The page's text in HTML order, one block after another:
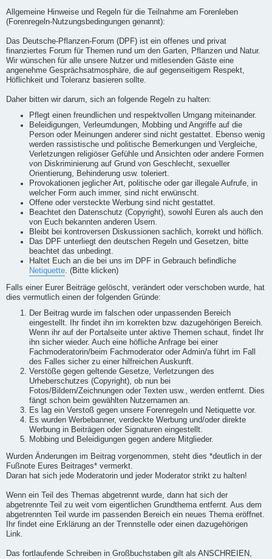
Allgemeine Hinweise und Regeln für die Teilnahme am Forenleben
(Forenregeln-Nutzungsbedingungen genannt):
Das Deutsche-Pflanzen-Forum (DPF) ist ein offenes und privat
finanziertes Forum für Themen rund um den Garten, Pflanzen und Natur.
Wir wünschen für alle unsere Nutzer und mitlesenden Gäste eine
angenehme Gesprächsatmosphäre, die auf gegenseitigem Respekt,
Höflichkeit und Toleranz basieren sollte.
Daher bitten wir darum, sich an folgende Regeln zu halten:
Pflegt einen freundlichen und respektvollen Umgang miteinander.
Beleidigungen, Verleumdungen, Mobbing und Angriffe auf die
Person oder Meinungen anderer sind nicht gestattet. Ebenso wenig
werden rassistische und politische Bemerkungen und Vergleiche,
Verletzungen religiöser Gefühle und Ansichten oder andere Formen
von Diskriminierung auf Grund von Geschlecht, sexueller
Orientierung, Behinderung usw. toleriert.
Provokationen jeglicher Art, politische oder gar illegale Aufrufe, in
welcher Form auch immer, sind nicht erwünscht.
Offene oder versteckte Werbung sind nicht gestattet.
Beachtet den Datenschutz (Copyright), sowohl Euren als auch den
von Euch bekannten anderen Usern.
Bleibt bei kontroversen Diskussionen sachlich, korrekt und höflich.
Das DPF unterliegt den deutschen Regeln und Gesetzen, bitte
beachtet das unbedingt.
Haltet Euch an die bei uns im DPF in Gebrauch befindliche
Netiquette. (Bitte klicken)
Falls einer Eurer Beiträge gelöscht, verändert oder verschoben wurde, hat
dies vermutlich einen der folgenden Gründe:
Der Beitrag wurde im falschen oder unpassenden Bereich
eingestellt. Ihr findet ihn im korrekten bzw. dazugehörigen Bereich.
Wenn ihr auf der Portalseite unter aktive Themen schaut, findet Ihr
ihn sicher wieder. Auch eine höfliche Anfrage bei einer
Fachmoderatorin/beim Fachmoderator oder Admin/a führt im Fall
des Falles sicher zu einer hilfreichen Auskunft.
Verstöße gegen geltende Gesetze, Verletzungen des
Urheberschutzes (Copyright), ob nun bei
Fotos/Bildern/Zeichnungen oder Texten usw., werden entfernt. Dies
fängt schon beim gewählten Nutzernamen an.
Es lag ein Verstoß gegen unsere Forenregeln und Netiquette vor.
Es wurden Werbebanner, verdeckte Werbung und/oder direkte
Werbung in Beiträgen oder Signaturen eingestellt.
Mobbing und Beleidigungen gegen andere Mitglieder.
Wurden Änderungen im Beitrag vorgenommen, steht dies *deutlich in der
Fußnote Eures Beitrages* vermerkt.
Daran hat sich jede Moderatorin und jeder Moderator strikt zu halten!
Wenn ein Teil des Themas abgetrennt wurde, dann hat sich der
abgetrennte Teil zu weit vom eigentlichen Grundthema entfernt. Aus dem
abgetrennten Teil wurde im passenden Bereich ein neues Thema eröffnet.
Ihr findet eine Erklärung an der Trennstelle oder einen dazugehörigen
Link.
Das fortlaufende Schreiben in Großbuchstaben gilt als ANSCHREIEN,